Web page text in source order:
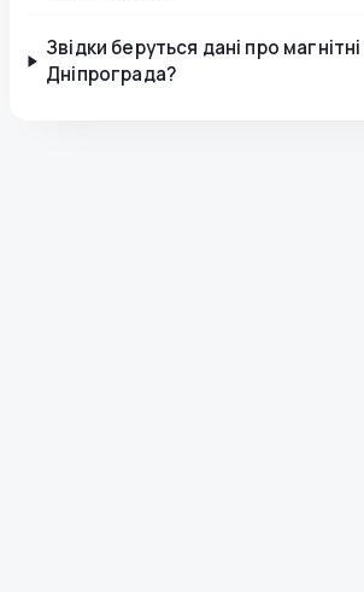
Звідки беруться дані про
Дніпрограда?